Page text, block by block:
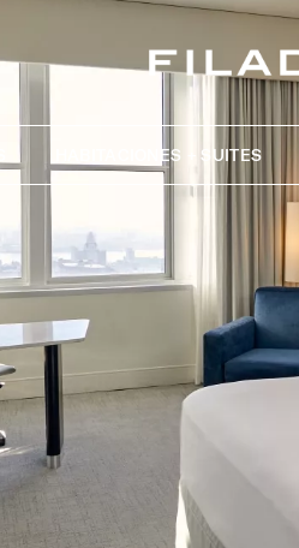
HABITACIONES + SUITES